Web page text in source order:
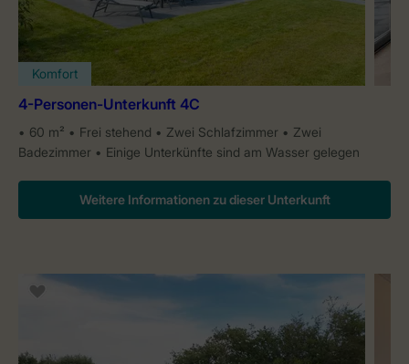
Komfort
4-Personen-Unterkunft 4C
60 m² Frei stehend Zwei Schlafzimmer
Zwei
Badezimmer
Einige Unterkünfte sind am Wasser gelegen
Weitere Informationen zu dieser Unterkunft